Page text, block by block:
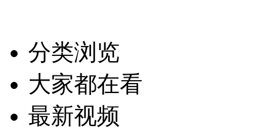
分类浏览
大家都在看
最新视频